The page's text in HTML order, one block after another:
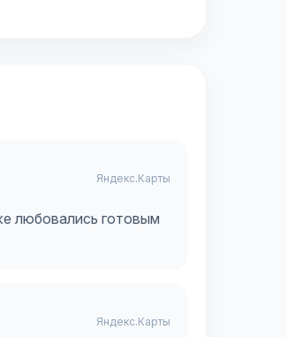
Яндекс.Карты
любовались готовым
Яндекс.Карты